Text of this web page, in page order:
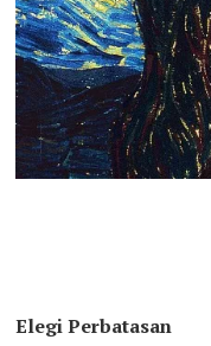
Elegi Perbatasan